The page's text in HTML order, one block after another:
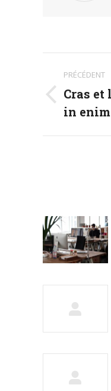
article
PRÉCÉDENT
Article
précédent
:
Cras
in